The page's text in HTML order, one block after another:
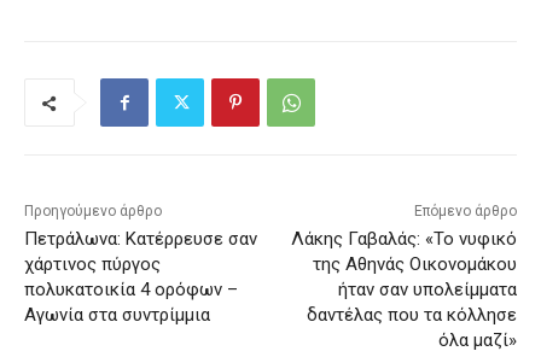
Προηγούμενο άρθρο
Πετράλωνα: Κατέρρευσε σαν
χάρτινος πύργος
πολυκατοικία 4 ορόφων –
Αγωνία στα συντρίμμια
Επόμενο άρθρο
Λάκης Γαβαλάς: «Το νυφικό
της Αθηνάς Οικονομάκου
ήταν σαν υπολείμματα
δαντέλας που τα κόλλησε
όλα μαζί»